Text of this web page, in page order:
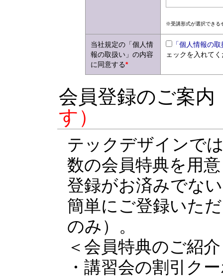
※受講形式が選択できる
当社規定の「個人情
報の取扱い」の内容
に同意する*
「個人情報の
ェックを入れて
会員登録のご案内
す）
テックデザインで
数の会員特典を用
登録がお済みでな
簡単にご登録いた
のみ）。
＜会員特典のご紹
・講習会の割引ク